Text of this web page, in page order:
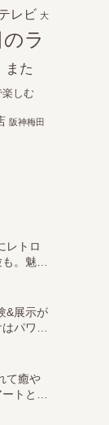
レビ 大
ラ
また
しむ
阪神梅田
レトロ
。魅…
&展示が
パワ…
て癒や
トと…